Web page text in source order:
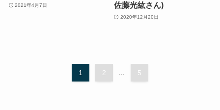
2021年4月7日
佐藤光紘さん)
2020年12月20日
1 2 5